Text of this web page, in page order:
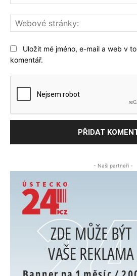
Uložit mé jméno, e-mail a web v
komentář.
- Naši partneři -